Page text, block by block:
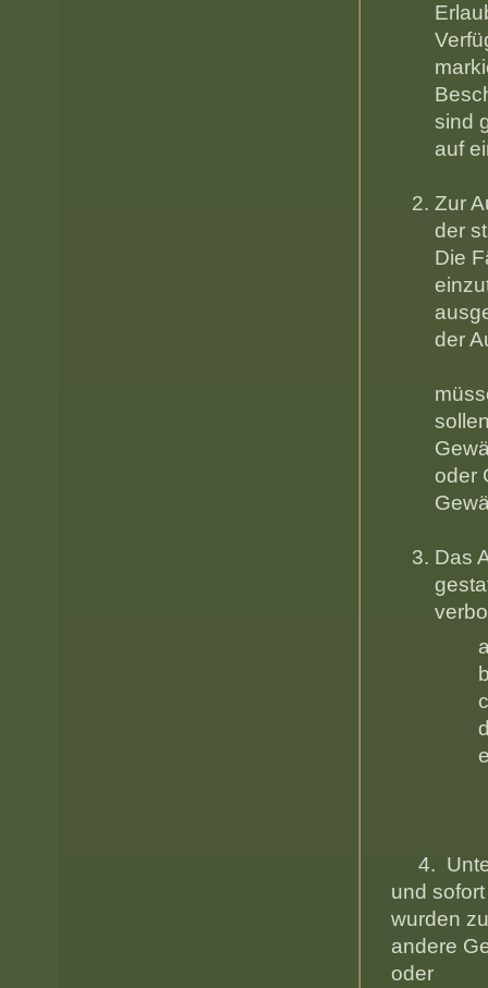
sind
Zur
der
Die
der
oder
Das
a) das
b) die
c) die
d) das
e) die
4.
und
andere
oder